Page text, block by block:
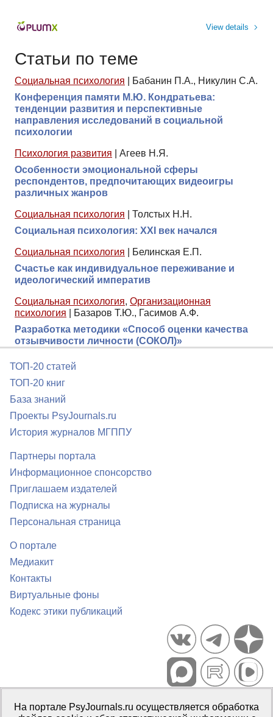
View details
Статьи по теме
Социальная психология
Бабанин П.А., Никулин С.А.
Конференция памяти М.Ю. Кондратьева:
тенденции развития и перспективные
направления исследований в социальной
психологии
Психология развития
Агеев Н.Я.
Особенности эмоциональной сферы
респондентов, предпочитающих видеоигры
различных жанров
Социальная психология
Толстых Н.Н.
Социальная психология: XXI век начался
Социальная психология
Белинская Е.П.
Счастье как индивидуальное переживание и
идеологический императив
Социальная психология, Организационная
психология
Базаров Т.Ю., Гасимов А.Ф.
Разработка методики «Способ оценки качества
отзывчивости личности (СОКОЛ)»
ТОП-20 статей
ТОП-20 книг
База знаний
Проекты PsyJournals.ru
История журналов МГППУ
Партнеры портала
Информационное спонсорство
Приглашаем издателей
Подписка на журналы
Персональная страница
О портале
Медиакит
Контакты
Виртуальные фоны
Кодекс этики публикаций
Портал психологических изданий PsyJournals.ru, 2007–2026
Правила использования материалов
На портале PsyJournals.ru осуществляется обработка